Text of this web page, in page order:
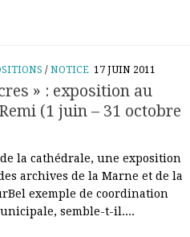
/NOTICE 17 JUIN 2011
» : exposition au
(1 juin – 31 octobre
la cathédrale, une exposition
archives de la Marne et de la
exemple de coordination
semble-t-il....